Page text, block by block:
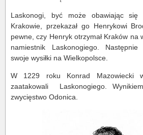
Laskonogi, być może obawiając się
Krakowie, przekazał go Henrykowi
pewne, czy Henryk otrzymał Kraków na
namiestnik Laskonogiego. Następnie
swoje wysiłki na Wielkopolsce.
W 1229 roku Konrad Mazowiecki
zaatakowali Laskonogiego.
zwycięstwo Odonica.